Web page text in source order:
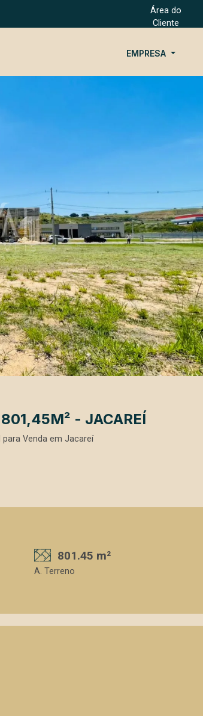
Área do
Cliente
EMPRESA
- JACAREÍ
para Venda em Jacareí
801.45 m²
A. Terreno